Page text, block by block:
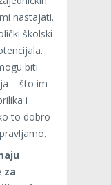
nastajati.
školski
biti
– što im
i
to dobro
za